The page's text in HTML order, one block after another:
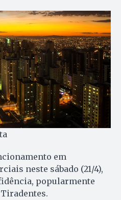
em
neste sábado (21/4),
popularmente